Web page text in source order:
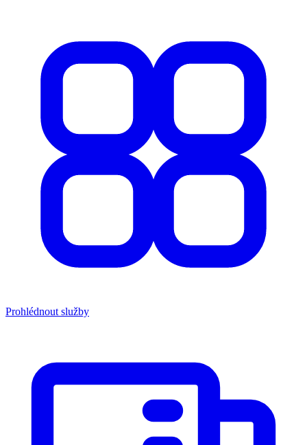
Prohlédnout služby